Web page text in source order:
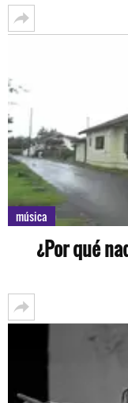
música
¿Por qué